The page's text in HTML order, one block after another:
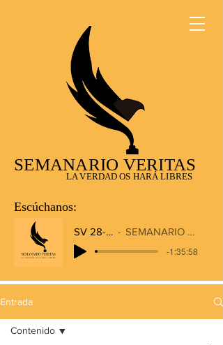
SEMANARIO VERITAS
LA VERDAD OS HARÁ LIBRES
Escúchanos:
SV 28-12-2025
SEMANARIO VERITAS RADIO
-1:35:58
Entrada
Contenido